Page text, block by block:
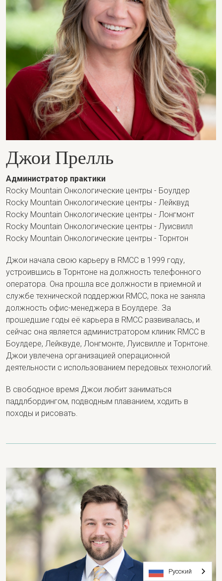
Джои Прелль
Администратор практики
Rocky Mountain Онкологические центры - Боулдер
Rocky Mountain Онкологические центры - Лейквуд
Rocky Mountain Онкологические центры - Лонгмонт
Rocky Mountain Онкологические центры - Луисвилл
Rocky Mountain Онкологические центры - Торнтон
Джои начала свою карьеру в RMCC в 1999 году,
устроившись в Торнтоне на должность телефонного
оператора. Она прошла все должности в приемной и
службе технической поддержки RMCC, пока не заняла
должность офис-менеджера в Боулдере. За
прошедшие годы её карьера в RMCC развивалась, и
сейчас она является администратором клиник RMCC в
Боулдере, Лейквуде, Лонгмонте, Луисвилле и Торнтоне.
Джои увлечена организацией операционной
деятельности с использованием передовых технологий.
В свободное время Джои любит заниматься
паддлбордингом, подводным плаванием, ходить в
походы и рисовать.
Русский